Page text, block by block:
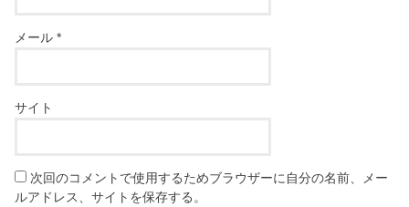
メール*
サイト
次回のコメントで使用するためブラウザーに自分の名前、メー
ルアドレス、サイトを保存する。